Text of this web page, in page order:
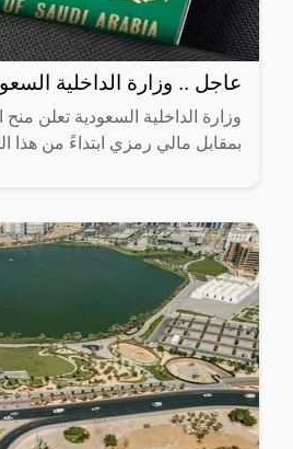
عاجل .. وزارة الداخلية
وزارة الداخلية السعودية تعلن منح
بمقابل مالي رمزي ابتداءً من هذا